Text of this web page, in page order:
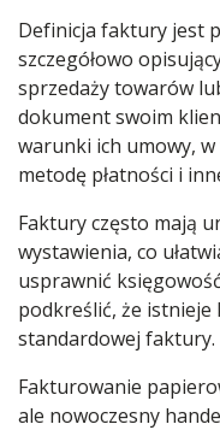
Definicja faktury jest
szczegółowo
sprzedaży towarów
dokument swoim
warunki ich umowy,
metodę płatności i
Faktury często mają
wystawienia, co
usprawnić
podkreślić, że istnieje
standardowej faktury.
Fakturowanie
ale nowoczesny